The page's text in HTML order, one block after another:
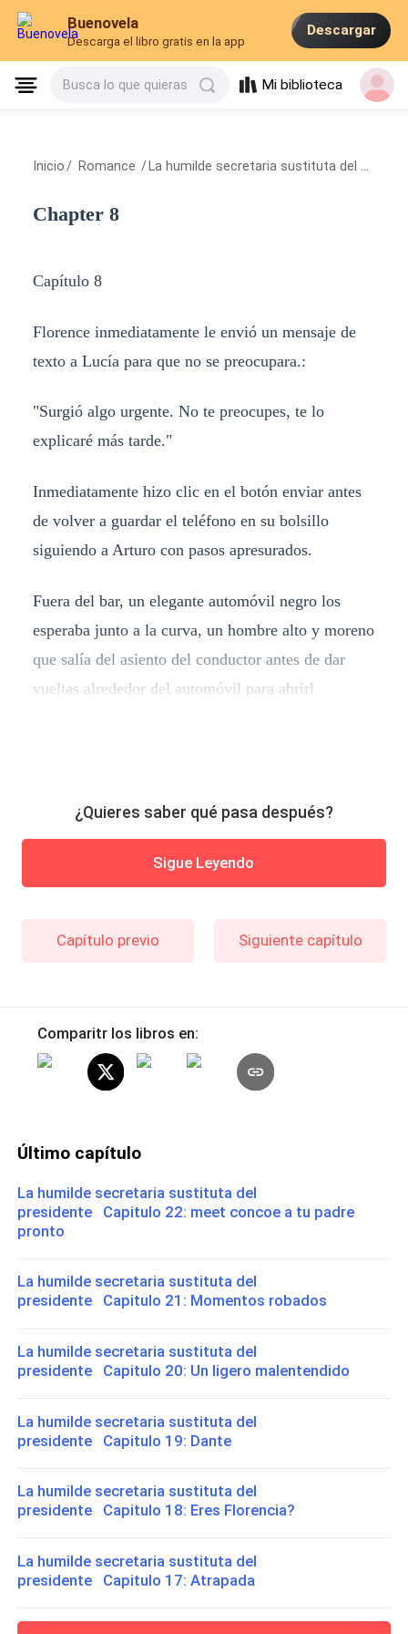
Buenovela
Descarga el libro gratis en la app
Descargar
Busca lo que quieras Mi biblioteca
Inicio / Romance / La humilde secretaria sustituta del presidente
Chapter 8
Capítulo 8
Florence inmediatamente le envió un mensaje de
texto a Lucía para que no se preocupara.:
"Surgió algo urgente. No te preocupes, te lo
explicaré más tarde."
Inmediatamente hizo clic en el botón enviar antes
de volver a guardar el teléfono en su bolsillo
siguiendo a Arturo con pasos apresurados.
Fuera del bar, un elegante automóvil negro los
esperaba junto a la curva, un hombre alto y moreno
que salía del asiento del conductor antes de dar
vueltas alrededor del automóvil para abrirl
¿Quieres saber qué pasa después?
Sigue Leyendo
Capítulo previo Siguiente capítulo
Comparitr los libros en:
Último capítulo
La humilde secretaria sustituta del
presidente Capitulo 22: meet concoe a tu padre
pronto
La humilde secretaria sustituta del
presidente Capitulo 21: Momentos robados
La humilde secretaria sustituta del
presidente Capitulo 20: Un ligero malentendido
La humilde secretaria sustituta del
presidente Capitulo 19: Dante
La humilde secretaria sustituta del
presidente Capitulo 18: Eres Florencia?
La humilde secretaria sustituta del
presidente Capitulo 17: Atrapada